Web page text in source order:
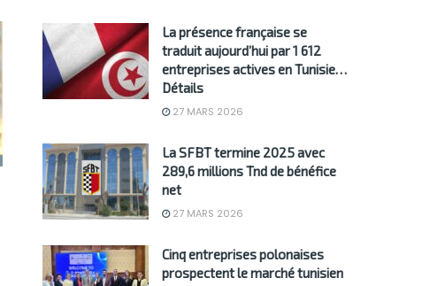
La présence française se
traduit aujourd’hui par 1 612
entreprises actives en Tunisie…
Détails
27 MARS 2026
La SFBT termine 2025 avec
289,6 millions Tnd de bénéfice
net
27 MARS 2026
Cinq entreprises polonaises
prospectent le marché tunisien